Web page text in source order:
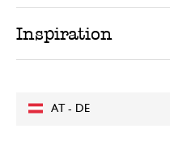
AT - DE
Inspiration